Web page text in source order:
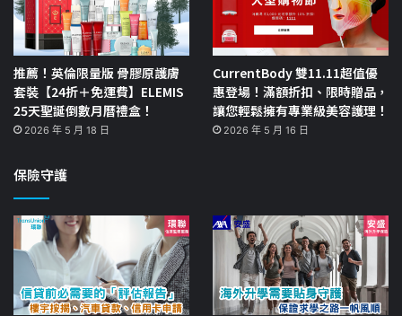
推薦！英倫限量版 骨膠原護膚
套裝【24折＋免運費】ELEMIS
25天聖誕倒數月曆禮盒！
2026 年 5 月 18 日
CurrentBody 雙11.11超值優
惠登場！滿額折扣、限時贈品，
讓您輕鬆擁有專業級美容護理！
2026 年 5 月 16 日
保險守護